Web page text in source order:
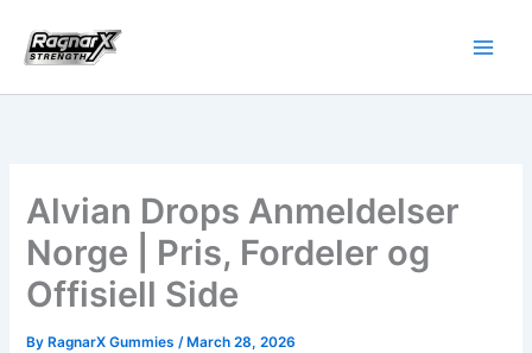
content
Alvian Drops Anmeldelser
Norge | Pris, Fordeler og
Offisiell Side
By RagnarX Gummies/ March 28, 2026